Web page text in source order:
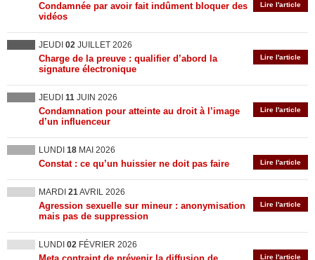
Lire l'article
Condamnée par avoir fait indûment bloquer des
vidéos
JEUDI 02 JUILLET 2026
Lire l'article
Charge de la preuve : qualifier d’abord la
signature électronique
JEUDI 11 JUIN 2026
Lire l'article
Condamnation pour atteinte au droit à l’image
d’un influenceur
LUNDI 18 MAI 2026
Lire l'article
Constat : ce qu’un huissier ne doit pas faire
MARDI 21AVRIL 2026
Lire l'article
Agression sexuelle sur mineur : anonymisation
mais pas de suppression
LUNDI 02 FÉVRIER 2026
Lire l'article